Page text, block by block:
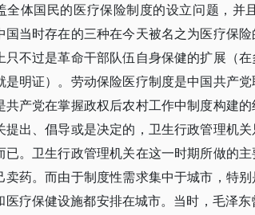
全体国民的医疗保险制度的设立问题，
国当时存在的三种在今天被名之为医疗保
只不过是革命干部队伍自身保健的扩展（
是明证）。劳动保险医疗制度是中国共产
共产党在掌握政权后农村工作中制度构建
提出、倡导或是决定的，卫生行政管理机
已。卫生行政管理机关在这一时期所做的
卖药。而由于制度性需求集中于城市，特
医疗保健设施都安排在城市。当时，毛泽